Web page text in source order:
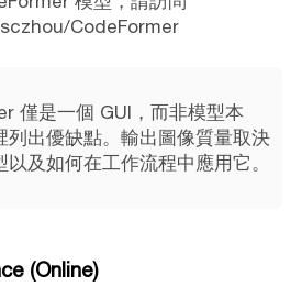
CodeFormer
僅是一個 GUI，而非模型本
列出優缺點。輸出圖像質量取決
及如何在工作流程中應用它。
(Online)